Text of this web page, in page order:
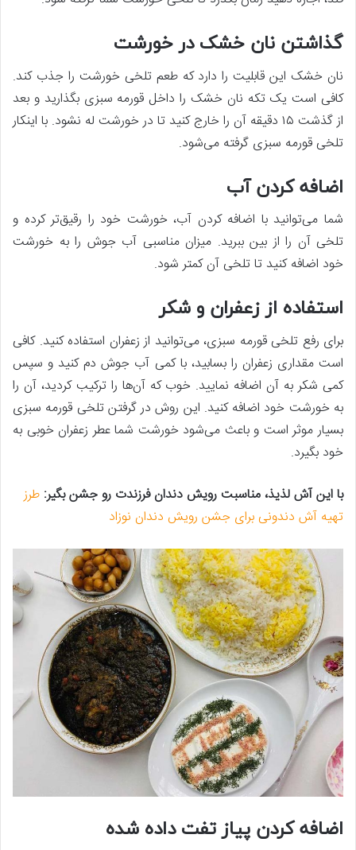
گذاشتن نان خشک در خورشت
نان خشک این قابلیت را دارد که طعم تلخی خورشت را جذب کند.
کافی است یک تکه نان خشک را داخل قورمه سبزی بگذارید و بعد
از گذشت ۱۵ دقیقه آن را خارج کنید تا در خورشت له نشود. با اینکار
تلخی قورمه سبزی گرفته می‌شود.
اضافه کردن آب
شما می‌توانید با اضافه کردن آب، خورشت خود را رقیق‌تر کرده و
تلخی آن را از بین ببرید. میزان مناسبی آب جوش را به خورشت
خود اضافه کنید تا تلخی آن کمتر شود.
استفاده از زعفران و شکر
برای رفع تلخی قورمه سبزی، می‌توانید از زعفران استفاده کنید. کافی
است مقداری زعفران را بسابید، با کمی آب جوش دم کنید و سپس
کمی شکر به آن اضافه نمایید. خوب که آن‌ها را ترکیب کردید، آن را
به خورشت خود اضافه کنید. این روش در گرفتن تلخی قورمه سبزی
بسیار موثر است و باعث می‌شود خورشت شما عطر زعفران خوبی به
خود بگیرد.
با این آش لذیذ، مناسبت رویش دندان فرزندت رو جشن بگیر: طرز
تهیه آش دندونی برای جشن رویش دندان نوزاد
اضافه کردن پیاز تفت داده شده